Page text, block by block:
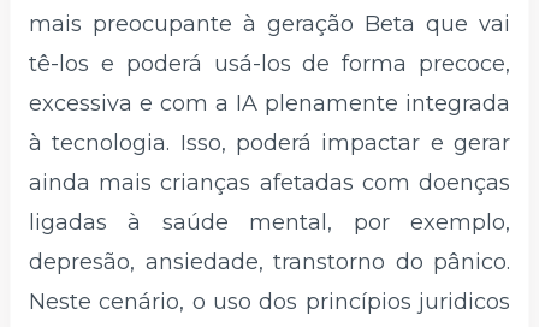
mais preocupante à geração Beta que vai
tê-los e poderá usá-los de forma precoce,
excessiva e com a IA plenamente integrada
à tecnologia. Isso, poderá impactar e gerar
ainda mais crianças afetadas com doenças
ligadas à saúde mental, por exemplo,
depresão, ansiedade, transtorno do pânico.
Neste cenário, o uso dos princípios juridicos